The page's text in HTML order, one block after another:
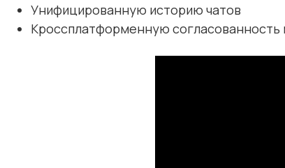
Унифицированную историю чатов
Кроссплатформенную